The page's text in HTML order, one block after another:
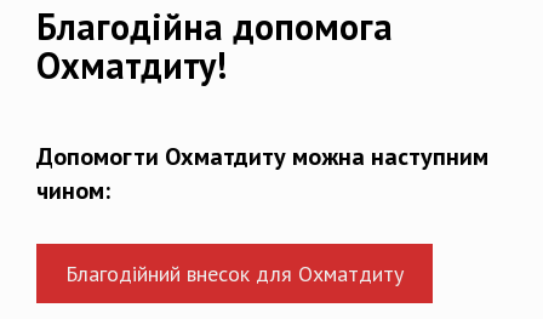
Благодійна допомога
Охматдиту!
Допомогти Охматдиту можна наступним
чином:
Благодійний внесок для Охматдиту